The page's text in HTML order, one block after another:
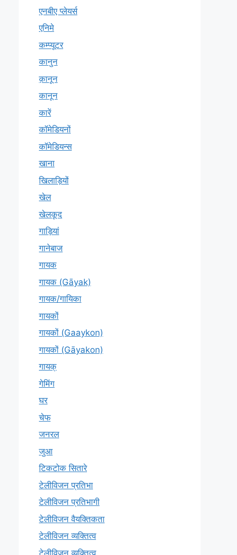
एनबीए प्लेयर्स
एनिमे
कम्प्यूटर
कानुन
क़ानून
कानून
कारें
कॉमेडियनों
कॉमेडियन्स
खाना
खिलाड़ियों
खेल
खेलकूद
गाड़ियां
गानेबाज
गायक
गायक (Gāyak)
गायक/गायिका
गायकों
गायकों (Gaaykon)
गायकों (Gāyakon)
गायक्
गेमिंग
घर
चेफ
जनरल
जुआ
टिकटोक सितारे
टेलीविजन प्रतिभा
टेलीविजन प्रतिभागी
टेलीविजन वैयक्तिकता
टेलीविजन व्यक्तित्व
टेलीविज़न व्यक्तित्व